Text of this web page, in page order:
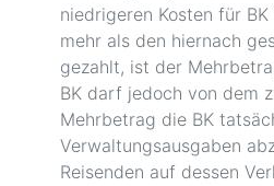
niedrigeren Kosten für
mehr als den hiernach
gezahlt, ist der
BK darf jedoch von dem
Mehrbetrag die BK
Verwaltungsausgaben
Reisenden auf dessen